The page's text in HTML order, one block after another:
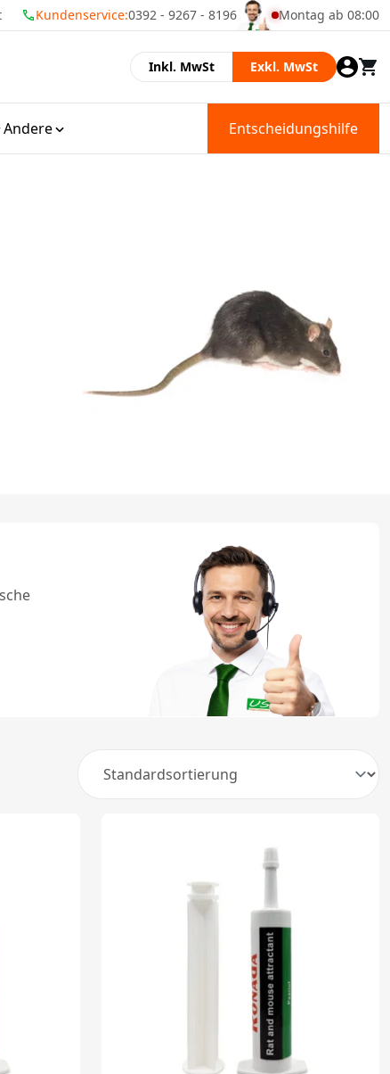
Über 25 Jahre Erfahrung
Kundenservice:0392 - 9267 - 8196
Momenteel zijn wij
Montag ab 08:00
Inkl. MwSt Exkl. MwSt
Andere Entscheidungshilfe